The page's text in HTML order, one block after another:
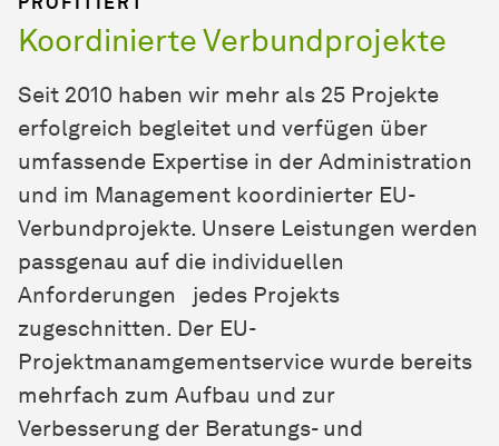
Koordinierte Verbundprojekte
Seit 2010 haben wir mehr als 25 Projekte
erfolgreich begleitet und verfügen über
umfassende Expertise in der Administration
und im Management koordinierter EU-
Verbundprojekte. Unsere Leistungen werden
passgenau auf die individuellen
Anforderungen jedes Projekts
zugeschnitten. Der EU-
Projektmanamgementservice wurde bereits
mehrfach zum Aufbau und zur
Verbesserung der Beratungs- und